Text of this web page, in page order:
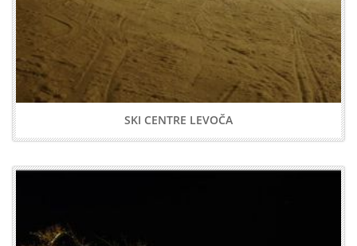
SKI CENTRE LEVOČA